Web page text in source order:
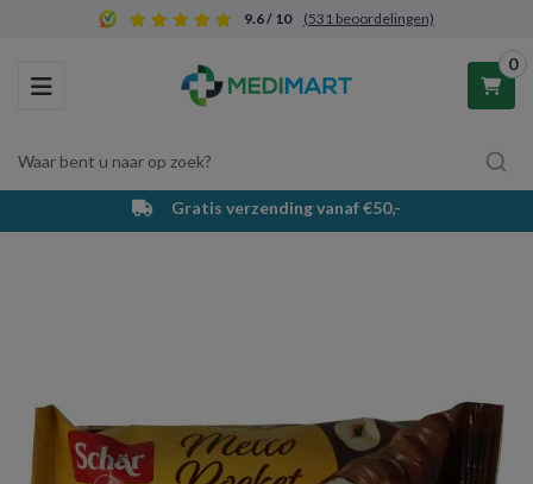
9.6 / 10 (531 beoordelingen)
Toggle navigation
Waar bent u naar op zoek?
0
Winkelwagen
Gratis verzending vanaf €50,-